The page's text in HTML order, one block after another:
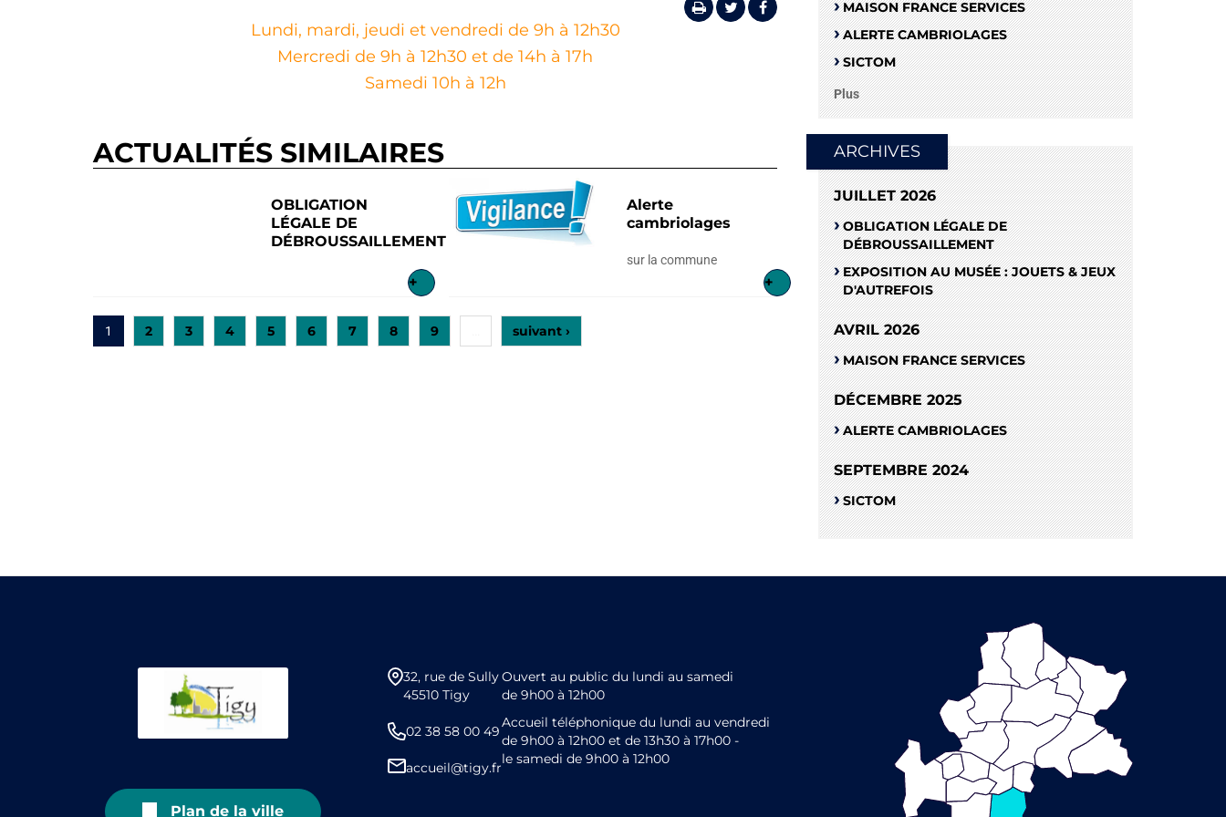
Lundi, mardi, jeudi et vendredi de 9h à 12h30
Mercredi de 9h à 12h30 et de 14h à 17h
Samedi 10h à 12h
ACTUALITÉS SIMILAIRES
OBLIGATION
LÉGALE DE
DÉBROUSSAILLEMENT
+
Alerte
cambriolages
sur la commune
+
1 2 3 4 5 6 7 8 9 suivant ›
MAISON FRANCE SERVICES
ALERTE CAMBRIOLAGES
SICTOM
Plus
ARCHIVES
JUILLET 2026
OBLIGATION LÉGALE DE
DÉBROUSSAILLEMENT
EXPOSITION AU MUSÉE : JOUETS & JEUX
D'AUTREFOIS
AVRIL 2026
MAISON FRANCE SERVICES
DÉCEMBRE 2025
ALERTE CAMBRIOLAGES
SEPTEMBRE 2024
SICTOM
Plan de la ville
32, rue de Sully
45510 Tigy
02 38 58 00 49
accueil@tigy.fr
Ouvert au public du lundi au samedi
de 9h00 à 12h00
Accueil téléphonique du lundi au vendredi
de 9h00 à 12h00 et de 13h30 à 17h00 -
le samedi de 9h00 à 12h00